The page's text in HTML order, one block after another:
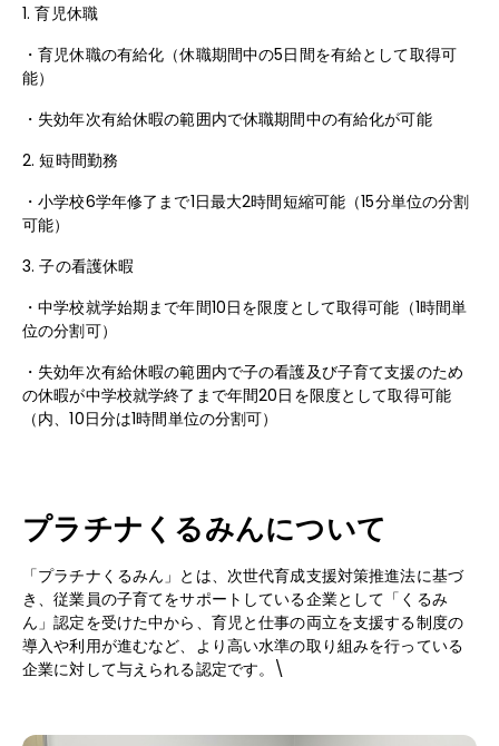
1. 育児休職
・育児休職の有給化（休職期間中の5日間を有給として取得可
能）
・失効年次有給休暇の範囲内で休職期間中の有給化が可能
2. 短時間勤務
・小学校6学年修了まで1日最大2時間短縮可能（15分単位の分割
可能）
3. 子の看護休暇
・中学校就学始期まで年間10日を限度として取得可能（1時間単
位の分割可）
・失効年次有給休暇の範囲内で子の看護及び子育て支援のため
の休暇が中学校就学終了まで年間20日を限度として取得可能
（内、10日分は1時間単位の分割可）
プラチナくるみんについて
「プラチナくるみん」とは、次世代育成支援対策推進法に基づ
き、従業員の子育てをサポートしている企業として「くるみ
ん」認定を受けた中から、育児と仕事の両立を支援する制度の
導入や利用が進むなど、より高い水準の取り組みを行っている
企業に対して与えられる認定です。\